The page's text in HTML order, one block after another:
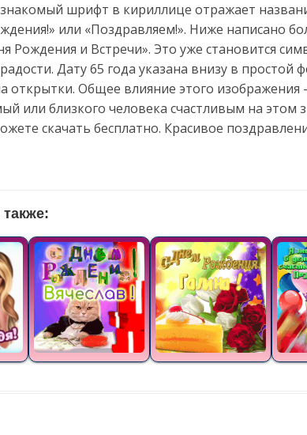
знакомый шрифт в кириллице отражает
или «Поздравляем!». Ниже написано
Рождения и Встречи». Это уже становится
Дату 65 года указана внизу в
открытки. Общее влияние этого
или близкого человека счастливым на
скачать бесплатно. Красивое